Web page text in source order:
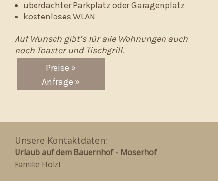
überdachter Parkplatz oder Garagenplatz
kostenloses WLAN
Auf Wunsch gibt’s für alle Wohnungen auch
noch Toaster und Tischgrill.
Preise »
Anfrage »
Unsere Kontaktdaten:
Urlaub auf dem Bauernhof - Moserhof
Familie Hölzl